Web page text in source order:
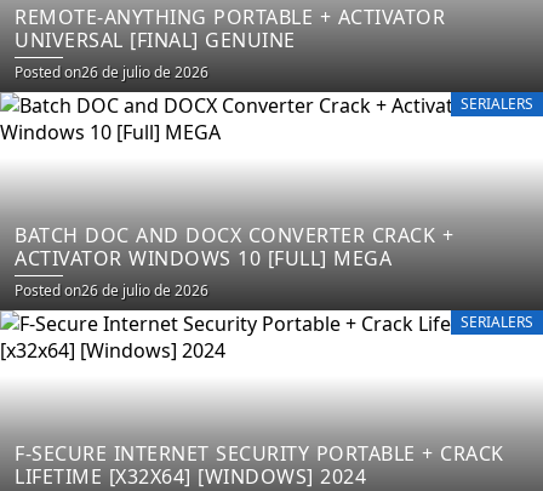
REMOTE-ANYTHING PORTABLE + ACTIVATOR
UNIVERSAL [FINAL] GENUINE
Posted on26 de julio de 2026
SERIALERS
BATCH DOC AND DOCX CONVERTER CRACK +
ACTIVATOR WINDOWS 10 [FULL] MEGA
Posted on26 de julio de 2026
SERIALERS
F-SECURE INTERNET SECURITY PORTABLE + CRACK
LIFETIME [X32X64] [WINDOWS] 2024